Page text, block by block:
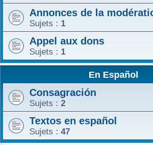
Annonces de la
Sujets : 1
Appel aux dons
Sujets : 1
En Español
Consagración
Sujets : 2
Textos en español
Sujets : 47